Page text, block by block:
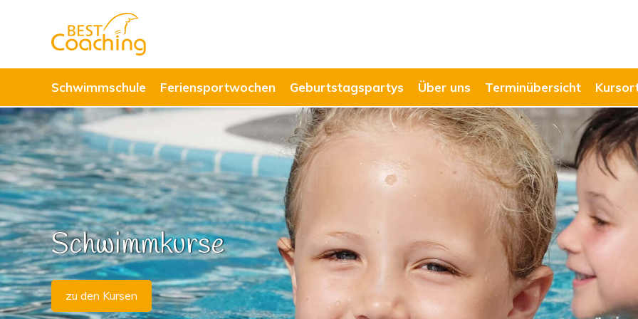
Schwimmschule Feriensportwochen Geburtstagspartys Über uns Terminübersicht
Schwimmkurse
zu den Kursen